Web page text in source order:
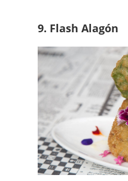
9. Flash Alagón